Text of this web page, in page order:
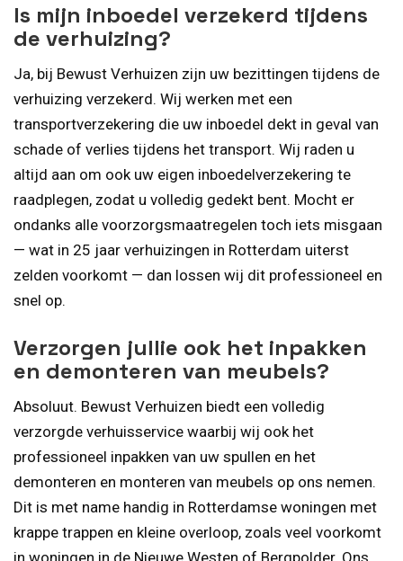
Is mijn inboedel verzekerd tijdens
de verhuizing?
Ja, bij Bewust Verhuizen zijn uw bezittingen tijdens de
verhuizing verzekerd. Wij werken met een
transportverzekering die uw inboedel dekt in geval van
schade of verlies tijdens het transport. Wij raden u
altijd aan om ook uw eigen inboedelverzekering te
raadplegen, zodat u volledig gedekt bent. Mocht er
ondanks alle voorzorgsmaatregelen toch iets misgaan
— wat in 25 jaar verhuizingen in Rotterdam uiterst
zelden voorkomt — dan lossen wij dit professioneel en
snel op.
Verzorgen jullie ook het inpakken
en demonteren van meubels?
Absoluut. Bewust Verhuizen biedt een volledig
verzorgde verhuisservice waarbij wij ook het
professioneel inpakken van uw spullen en het
demonteren en monteren van meubels op ons nemen.
Dit is met name handig in Rotterdamse woningen met
krappe trappen en kleine overloop, zoals veel voorkomt
in woningen in de Nieuwe Westen of Bergpolder. Ons